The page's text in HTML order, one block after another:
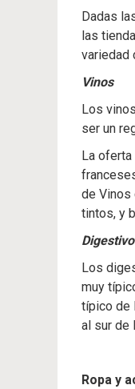
Dadas
las
variedad
Vinos
Los
ser un
La oferta
de Vinos
tintos, y
Los
muy
típico de
al sur de
Ropa y